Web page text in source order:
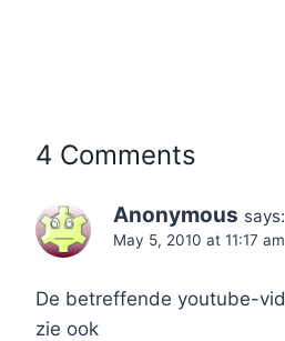
4 Comments
Anonymous says:
May 5, 2010 at 11:17 am
De betreffende youtube-
zie ook